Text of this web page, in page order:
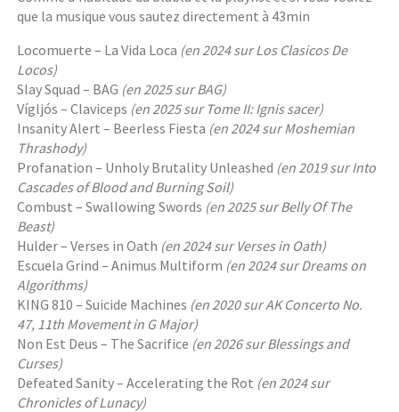
que la musique vous sautez directement à 43min
Locomuerte – La Vida Loca (en 2024 sur Los Clasicos De
Locos)
Slay Squad – BAG (en 2025 sur BAG)
Vígljós – Claviceps (en 2025 sur Tome II: Ignis sacer)
Insanity Alert – Beerless Fiesta (en 2024 sur Moshemian
Thrashody)
Profanation – Unholy Brutality Unleashed (en 2019 sur Into
Cascades of Blood and Burning Soil)
Combust – Swallowing Swords (en 2025 sur Belly Of The
Beast)
Hulder – Verses in Oath (en 2024 sur Verses in Oath)
Escuela Grind – Animus Multiform (en 2024 sur Dreams on
Algorithms)
KING 810 – Suicide Machines (en 2020 sur AK Concerto No.
47, 11th Movement in G Major)
Non Est Deus – The Sacrifice (en 2026 sur Blessings and
Curses)
Defeated Sanity – Accelerating the Rot (en 2024 sur
Chronicles of Lunacy)